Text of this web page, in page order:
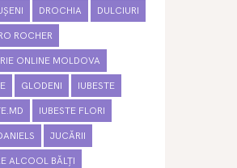
DROCHIA DULCIURI
ROCHER
ONLINE MOLDOVA
GLODENI IUBESTE
IUBESTE FLORI
JUCĂRII
ALCOOL BĂLȚI